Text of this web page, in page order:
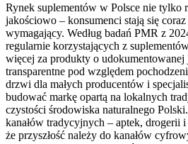
Rynek suplementów w Polsce nie tylko
jakościowo – konsumenci stają się
wymagający. Według badań PMR z
regularnie korzystających z
więcej za produkty o
transparentne pod względem
drzwi dla małych producentów i
budować markę opartą na lokalnych
czystości środowiska naturalnego
kanałów tradycyjnych – aptek, drogerii
że przyszłość należy do kanałów